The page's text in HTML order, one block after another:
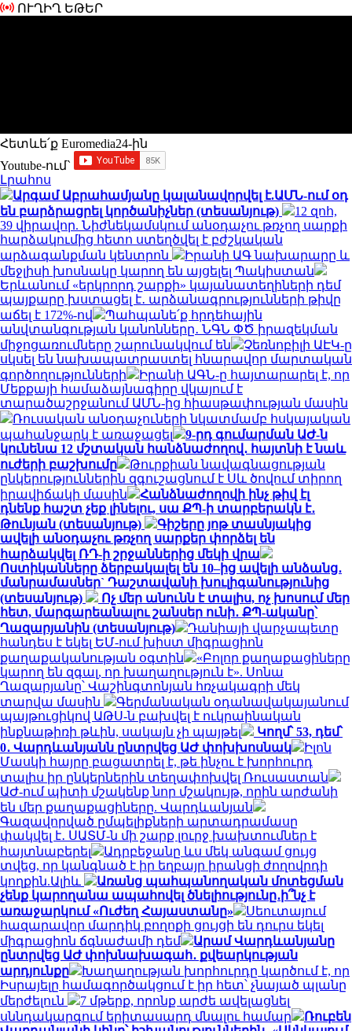
ՈՒՂԻՂ ԵԹԵՐ
Հետևե՛ք Euromedia24-ին
Youtube-ում`
Լրահոս
Արգամ Աբրահամյանը կալանավորվել է.ԱՄՆ-ում օդ
են բարձրացրել կործանիչներ (տեսանյութ)
12 զոհ,
39 վիրավոր. Նիժնեկամսկում անօդաչու թռչող սարքի
հարձակումից հետո ստեղծվել է բժշկական
արձագանքման կենտրոն
Իրանի ԱԳ նախարարը և
մեջլիսի խոսնակը կարող են այցելել Պակիստան
Երևանում «երկրորդ շարքի» կայանատեղիների դեմ
պայքարը խստացել է․ արձանագրությունների թիվը
աճել է 172%-ով
Պահպանե՛ք հրդեհային
անվտանգության կանոնները․ ՆԳՆ ՓԾ իրազեկման
միջոցառումները շարունակվում են
Չեռնոբիլի ԱԷԿ-ը
սկսել են նախապատրաստել հնարավոր մարտական
գործողությունների
Իրանի ԱԳՆ-ը հայտարարել է, որ
Մեքքայի համաձայնագիրը վկայում է
տարածաշրջանում ԱՄՆ-ից հիասթափության մասին
Ռուսական անօդաչուների նկատմամբ հսկայական
պահանջարկ է առաջացել
9-րդ գումարման ԱԺ-ն
կունենա 12 մշտական հանձնաժողով․ հայտնի է նաև
ուժերի բաշխումը
Թուրքիան նավագնացության
ընկերություններին զգուշացնում է Սև ծովում տիրող
իրավիճակի մասին
Հանձնաժողովի ինչ թիվ էլ
դնենք հաշտ չեք լինելու, սա ՔՊ-ի տարբերակն է․
Թունյան (տեսանյութ)
Գիշերը յոթ տասնյակից
ավելի անօդաչու թռչող սարքեր փորձել են
հարձակվել ՌԴ-ի շրջաններից մեկի վրա
Ոստիկանները ձերբակալել են 10–ից ավելի անձանց․
մանրամասներ` Դաշտավանի խուլիգանությունից
(տեսանյութ)
Ոչ մեր անունն է տալիս, ոչ խոսում մեր
հետ, մարգարեանալու շանսեր ունի․ ՔՊ-ականը՝
Ղազարյանին (տեսանյութ)
Դանիայի վարչապետը
հանդես է եկել ԵՄ-ում խիստ միգրացիոն
քաղաքականության օգտին
«Բոլոր քաղաքացիները
կարող են զգալ, որ խաղաղություն է». Սոնա
Ղազարյանը՝ Վաշինգտոնյան հռչակագրի մեկ
տարվա մասին
Գերմանական օդանավակայանում
պայթուցիկով ԱԹՍ-ն բախվել է ուկրաինական
ինքնաթիռի թևին, սակայն չի պայթել
Կողմ՝ 53, դեմ՝
0․ Վարդևանյանն ընտրվեց ԱԺ փոխխոսնակ
Իլոն
Մասկի հայրը բացատրել է, թե ինչու է խորհուրդ
տալիս իր ընկերներին տեղափոխվել Ռուսաստան
ԱԺ-ում պիտի մշակենք նոր մշակույթ, որին արժանի
են մեր քաղաքացիները. Վարդևանյան
Գազավորված ըմպելիքների արտադրամասը
փակվել է․ ՍԱՏՄ-ն մի շարք լուրջ խախտումներ է
հայտնաբերել
Ադրբեջանը ևս մեկ անգամ ցույց
տվեց, որ կանգնած է իր եղբայր իրանցի ժողովրդի
կողքին.Ալիև
Առանց պահպանողական մոտեցման
չենք կարողանա ապահովել ծնելիությունը․ի՞նչ է
առաջարկում «Ուժեղ Հայաստանը»
Սեուտայում
հազարավոր մարդիկ բողոքի ցույցի են դուրս եկել
միգրացիոն ճգնաժամի դեմ
Արամ Վարդևանյանը
ընտրվեց ԱԺ փոխնախագահ․ քվեարկության
արդյունքը
Խաղաղության խորհուրդը կարծում է, որ
Իսրայելը համագործակցում է իր հետ՝ չնայած պլանը
մերժելուն
7 մթերք, որոնք արժե ավելացնել
սննդակարգում երիտասարդ մնալու համար
Ռուբեն